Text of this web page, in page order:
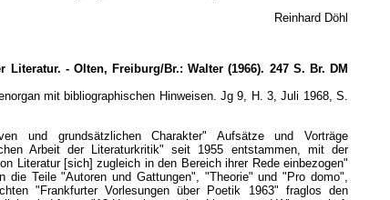
Reinhard Döhl
Literatur. - Olten, Freiburg/Br.: Walter (1966). 247 S. Br. DM
mit bibliographischen Hinweisen. Jg 9, H. 3, Juli 1968, S.
und grundsätzlichen Charakter" Aufsätze und Vorträge
Arbeit der Literaturkritik" seit 1955 entstammen, mit der
Literatur [sich] zugleich in den Bereich ihrer Rede einbezogen"
die Teile "Autoren und Gattungen", "Theorie" und "Pro domo",
"Frankfurter Vorlesungen über Poetik 1963" fraglos den